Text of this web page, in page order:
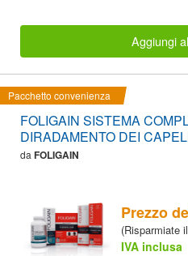
Aggiungi
Pacchetto convenienza
FOLIGAIN SISTEMA
DIRADAMENTO DEI
da FOLIGAIN
Prezzo
(Risparmiate
IVA inclusa